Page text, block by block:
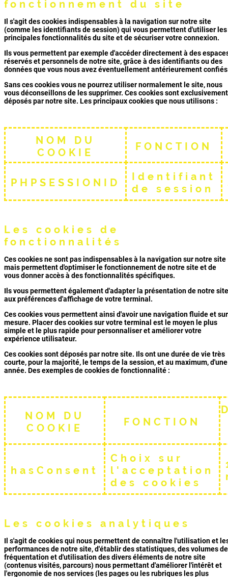
fonctionnement du site
Il s'agit des cookies indispensables à la navigation sur notre site
(comme les identifiants de session) qui vous permettent d'utiliser les
principales fonctionnalités du site et de sécuriser votre connexion.
Ils vous permettent par exemple d'accéder directement à des
réservés et personnels de notre site, grâce à des identifiants ou des
données que vous nous avez éventuellement antérieurement
Sans ces cookies vous ne pourrez utiliser normalement le site, nous
vous déconseillons de les supprimer. Ces cookies sont exclusivement
déposés par notre site. Les principaux cookies que nous utilisons :
NOM DU
COOKIE
FONCTION
PHPSESSIONID
Identifiant
de session
Les cookies de
fonctionnalités
Ces cookies ne sont pas indispensables à la navigation sur notre site
mais permettent d'optimiser le fonctionnement de notre site et de
vous donner accès à des fonctionnalités spécifiques.
Ils vous permettent également d'adapter la présentation de notre site
aux préférences d'affichage de votre terminal.
Ces cookies vous permettent ainsi d'avoir une navigation fluide et sur
mesure. Placer des cookies sur votre terminal est le moyen le plus
simple et le plus rapide pour personnaliser et améliorer votre
expérience utilisateur.
Ces cookies sont déposés par notre site. Ils ont une durée de vie très
courte, pour la majorité, le temps de la session, et au maximum, d'une
année. Des exemples de cookies de fonctionnalité :
NOM DU
COOKIE
FONCTION
hasConsent
Choix sur
l'acceptation
des cookies
Les cookies analytiques
Il s'agit de cookies qui nous permettent de connaître l'utilisation et
performances de notre site, d'établir des statistiques, des volumes de
fréquentation et d'utilisation des divers éléments de notre site
(contenus visités, parcours) nous permettant d'améliorer l'intérêt et
l'ergonomie de nos services (les pages ou les rubriques les plus